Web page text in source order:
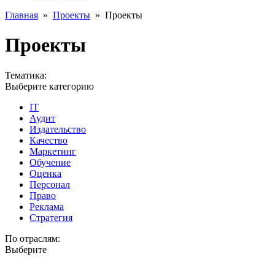
Главная » Проекты » Проекты
Проекты
Тематика:
Выберите категорию
IT
Аудит
Издательство
Качество
Маркетинг
Обучение
Оценка
Персонал
Право
Реклама
Стратегия
По отраслям:
Выберите